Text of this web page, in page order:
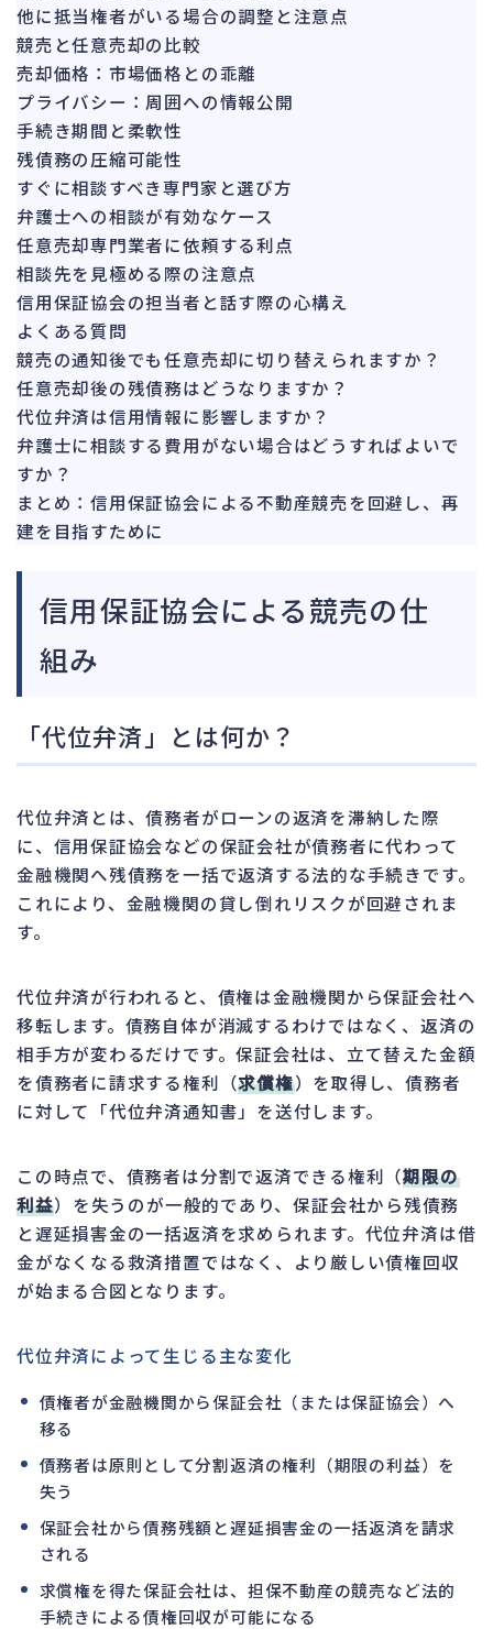
手続 664
私的整理 142
法的整理
債権者対応 19
換価・競売 54
他に抵当権者がいる場合の調整と注意点
競売と任意売却の比較
売却価格：市場価格との乖離
プライバシー：周囲への情報公開
手続き期間と柔軟性
残債務の圧縮可能性
すぐに相談すべき専門家と選び方
弁護士への相談が有効なケース
任意売却専門業者に依頼する利点
相談先を見極める際の注意点
信用保証協会の担当者と話す際の心構え
よくある質問
競売の通知後でも任意売却に切り替えられますか？
任意売却後の残債務はどうなりますか？
代位弁済は信用情報に影響しますか？
弁護士に相談する費用がない場合はどうすればよいで
すか？
まとめ：信用保証協会による不動産競売を回避し、再
建を目指すために
信用保証協会による競売の仕
組み
「代位弁済」とは何か？
代位弁済とは、債務者がローンの返済を滞納した際
に、信用保証協会などの保証会社が債務者に代わって
金融機関へ残債務を一括で返済する法的な手続きです。
これにより、金融機関の貸し倒れリスクが回避されま
す。
代位弁済が行われると、債権は金融機関から保証会社へ
移転します。債務自体が消滅するわけではなく、返済の
相手方が変わるだけです。保証会社は、立て替えた金額
を債務者に請求する権利（求償権）を取得し、債務者
に対して「代位弁済通知書」を送付します。
この時点で、債務者は分割で返済できる権利（期限の
利益）を失うのが一般的であり、保証会社から残債務
と遅延損害金の一括返済を求められます。代位弁済は借
金がなくなる救済措置ではなく、より厳しい債権回収
が始まる合図となります。
代位弁済によって生じる主な変化
債権者が金融機関から保証会社（または保証協会）へ
移る
債務者は原則として分割返済の権利（期限の利益）を
失う
保証会社から債務残額と遅延損害金の一括返済を請求
される
求償権を得た保証会社は、担保不動産の競売など法的
手続きによる債権回収が可能になる